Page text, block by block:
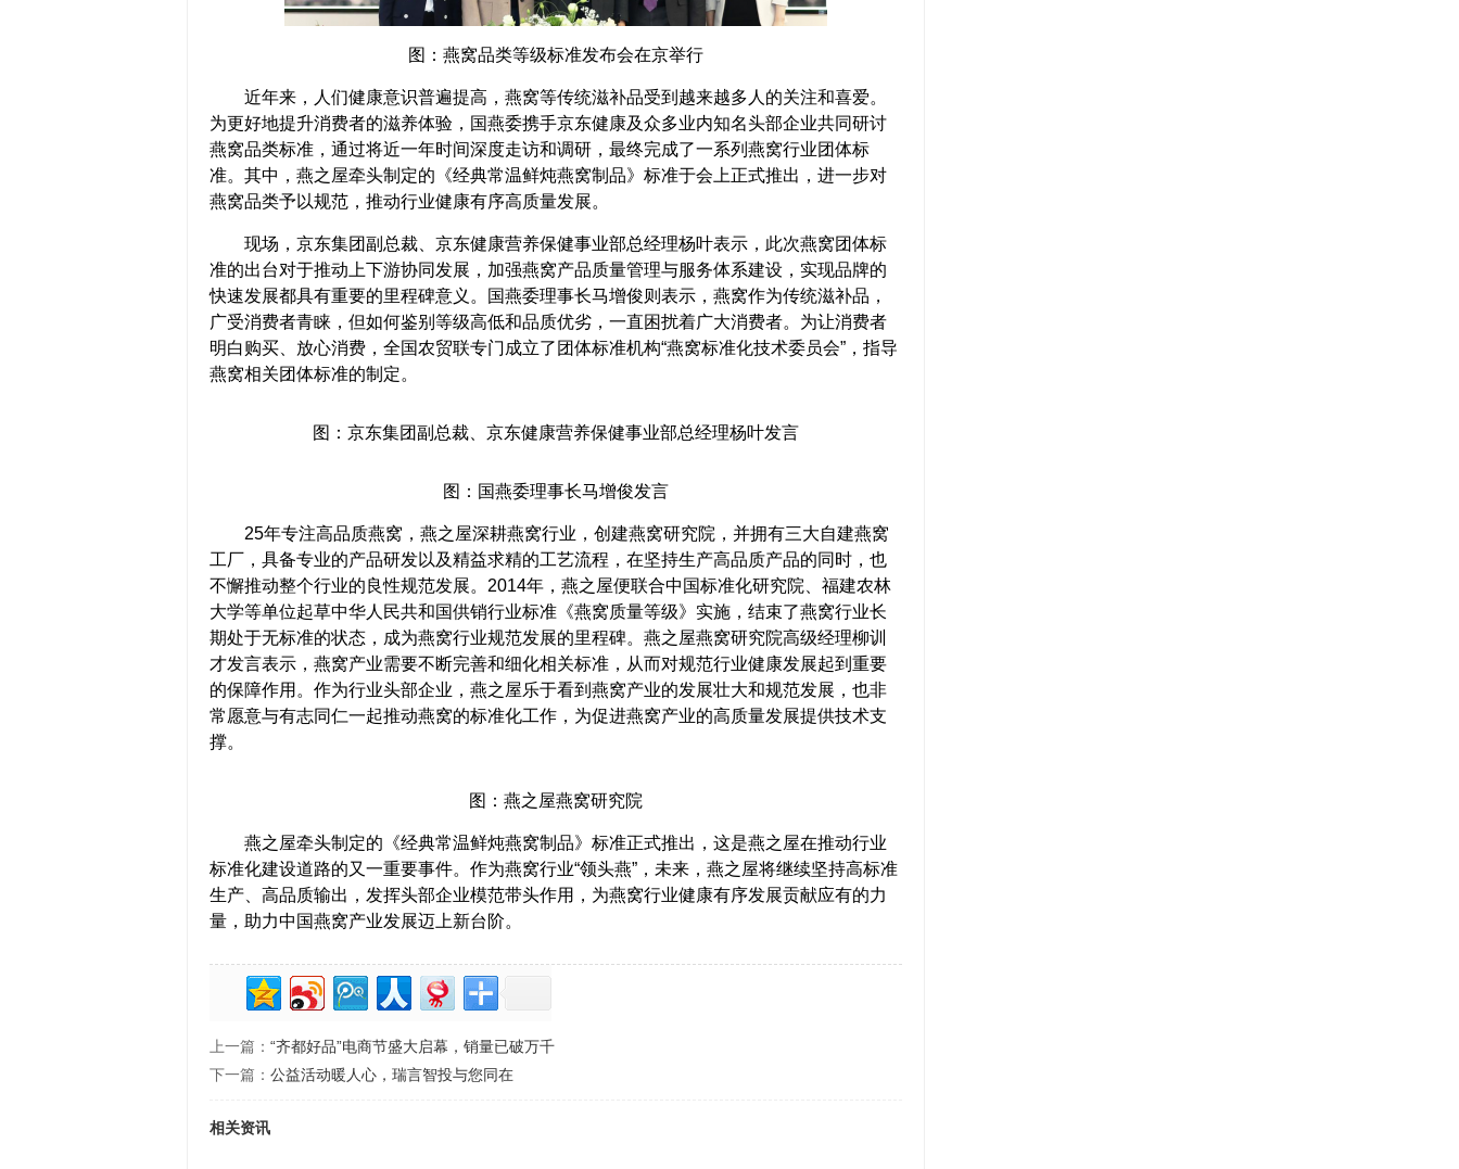
图：燕窝品类等级标准发布会在京举行
近年来，人们健康意识普遍提高，燕窝等传统滋补品受到越来越多人的关注和喜爱。
为更好地提升消费者的滋养体验，国燕委携手京东健康及众多业内知名头部企业共同研讨
燕窝品类标准，通过将近一年时间深度走访和调研，最终完成了一系列燕窝行业团体标
准。其中，燕之屋牵头制定的《经典常温鲜炖燕窝制品》标准于会上正式推出，进一步对
燕窝品类予以规范，推动行业健康有序高质量发展。
现场，京东集团副总裁、京东健康营养保健事业部总经理杨叶表示，此次燕窝团体标
准的出台对于推动上下游协同发展，加强燕窝产品质量管理与服务体系建设，实现品牌的
快速发展都具有重要的里程碑意义。国燕委理事长马增俊则表示，燕窝作为传统滋补品，
广受消费者青睐，但如何鉴别等级高低和品质优劣，一直困扰着广大消费者。为让消费者
明白购买、放心消费，全国农贸联专门成立了团体标准机构“燕窝标准化技术委员会”，指导
燕窝相关团体标准的制定。
图：京东集团副总裁、京东健康营养保健事业部总经理杨叶发言
图：国燕委理事长马增俊发言
25年专注高品质燕窝，燕之屋深耕燕窝行业，创建燕窝研究院，并拥有三大自建燕窝
工厂，具备专业的产品研发以及精益求精的工艺流程，在坚持生产高品质产品的同时，也
不懈推动整个行业的良性规范发展。2014年，燕之屋便联合中国标准化研究院、福建农林
大学等单位起草中华人民共和国供销行业标准《燕窝质量等级》实施，结束了燕窝行业长
期处于无标准的状态，成为燕窝行业规范发展的里程碑。燕之屋燕窝研究院高级经理柳训
才发言表示，燕窝产业需要不断完善和细化相关标准，从而对规范行业健康发展起到重要
的保障作用。作为行业头部企业，燕之屋乐于看到燕窝产业的发展壮大和规范发展，也非
常愿意与有志同仁一起推动燕窝的标准化工作，为促进燕窝产业的高质量发展提供技术支
撑。
图：燕之屋燕窝研究院
燕之屋牵头制定的《经典常温鲜炖燕窝制品》标准正式推出，这是燕之屋在推动行业
标准化建设道路的又一重要事件。作为燕窝行业“领头燕”，未来，燕之屋将继续坚持高标准
生产、高品质输出，发挥头部企业模范带头作用，为燕窝行业健康有序发展贡献应有的力
量，助力中国燕窝产业发展迈上新台阶。
上一篇： “齐都好品”电商节盛大启幕，销量已破万千
下一篇： 公益活动暖人心，瑞言智投与您同在
相关资讯